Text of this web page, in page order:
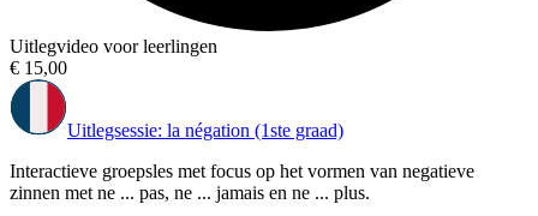
Uitlegvideo voor leerlingen
€ 15,00
Uitlegsessie: la négation (1ste graad)
Interactieve groepsles met focus op het vormen van negatieve
zinnen met ne ... pas, ne ... jamais en ne ... plus.